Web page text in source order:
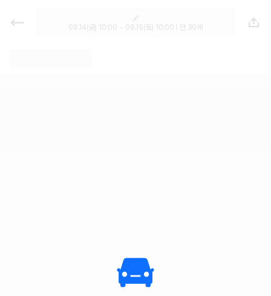
렌트카 - 부산 렌터카 가격비교, 최저
가 보장 1위 카모아
08.14(금) 10:00 ~ 08.15(토) 10:00 | 만 30세